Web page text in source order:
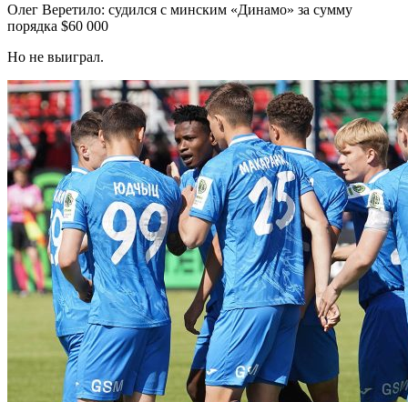
Олег Веретило: судился с минским «Динамо» за сумму
порядка $60 000
Но не выиграл.